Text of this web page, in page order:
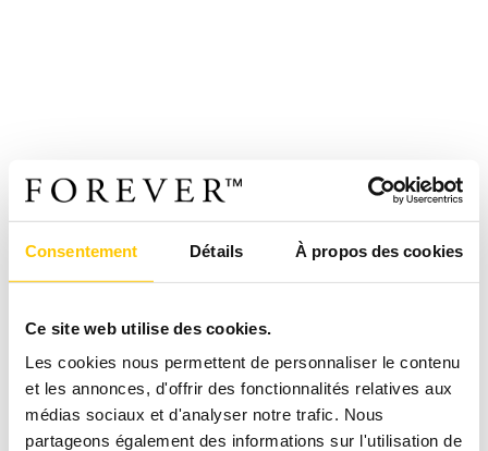
Consentement Détails À propos des cookies
Ce site web utilise des cookies.
Les cookies nous permettent de personnaliser le contenu
et les annonces, d'offrir des fonctionnalités relatives aux
médias sociaux et d'analyser notre trafic. Nous
partageons également des informations sur l'utilisation de